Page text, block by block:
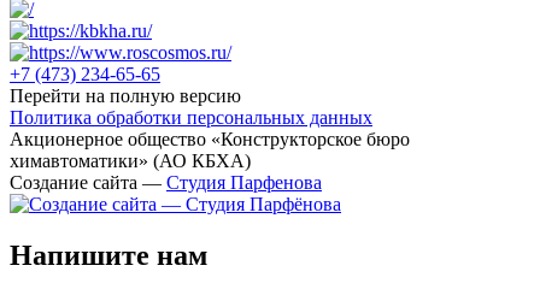
+7 (473) 234-65-65
Перейти на полную версию
Политика обработки персональных данных
Акционерное общество «Конструкторское бюро
химавтоматики» (АО КБХА)
Создание сайта — Студия Парфенова
Напишите нам